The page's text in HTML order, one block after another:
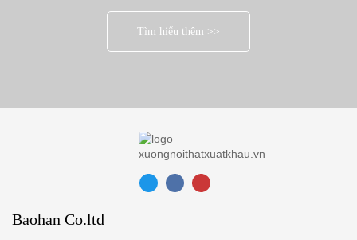
Tìm hiểu thêm >>
Baohan Co.ltd